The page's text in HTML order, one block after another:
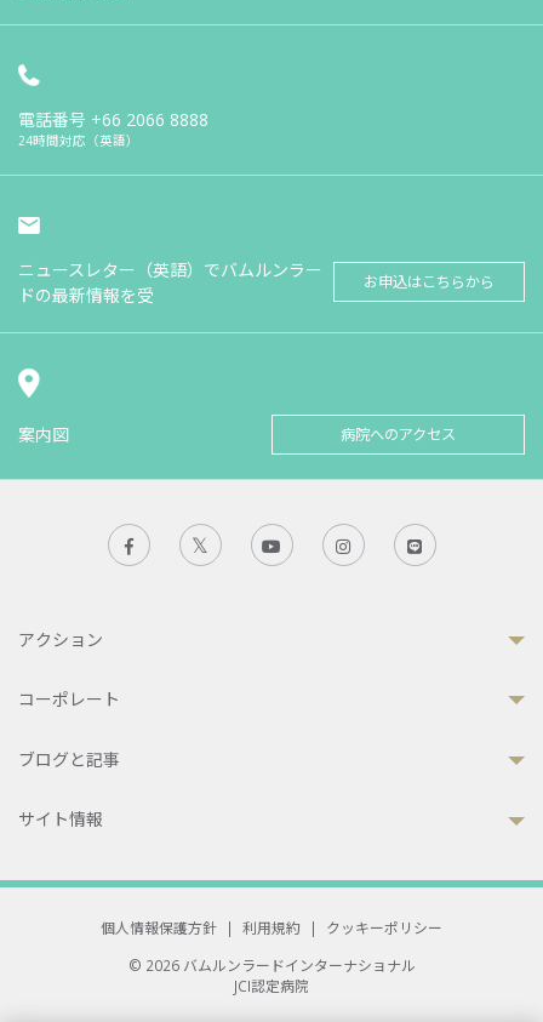
電話番号 +66 2066 8888
24時間対応（英語）
ニュースレター（英語）でバムルンラー
ドの最新情報を受
お申込はこちらから
案内図 病院へのアクセス
アクション
コーポレート
ブログと記事
サイト情報
個人情報保護方針 | 利用規約 |
クッキーポリシー
© 2026 バムルンラードインターナショナル
JCI認定病院